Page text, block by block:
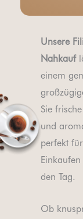
Unsere
Nahkauf
einem
Sie
und
perfekt
den Tag.
Ob